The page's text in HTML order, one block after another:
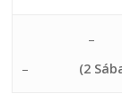
– (2